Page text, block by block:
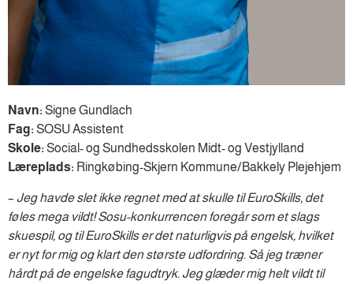
Navn: Signe Gundlach
Fag: SOSU Assistent
Skole: Social- og Sundhedsskolen Midt- og Vestjylland
Læreplads: Ringkøbing-Skjern Kommune/Bakkely Plejehjem
– Jeg havde slet ikke regnet med at skulle til EuroSkills, det
føles mega vildt! Sosu-konkurrencen foregår som et slags
skuespil, og til EuroSkills er det naturligvis på engelsk, hvilket
er nyt for mig og klart den største udfordring. Så jeg træner
hårdt på de engelske fagudtryk. Jeg glæder mig helt vildt til